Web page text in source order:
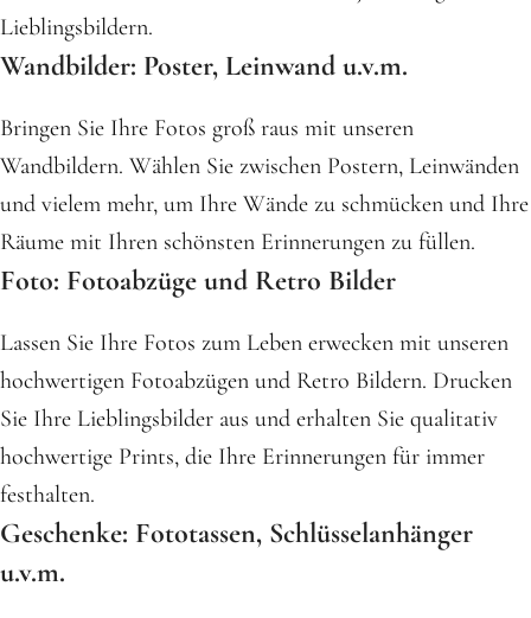
Lieblingsbildern.
Wandbilder: Poster, Leinwand u.v.m.
Bringen Sie Ihre Fotos groß raus mit unseren
Wandbildern. Wählen Sie zwischen Postern, Leinwänden
und vielem mehr, um Ihre Wände zu schmücken und Ihre
Räume mit Ihren schönsten Erinnerungen zu füllen.
Foto: Fotoabzüge und Retro Bilder
Lassen Sie Ihre Fotos zum Leben erwecken mit unseren
hochwertigen Fotoabzügen und Retro Bildern. Drucken
Sie Ihre Lieblingsbilder aus und erhalten Sie qualitativ
hochwertige Prints, die Ihre Erinnerungen für immer
festhalten.
Geschenke: Fototassen, Schlüsselanhänger
u.v.m.